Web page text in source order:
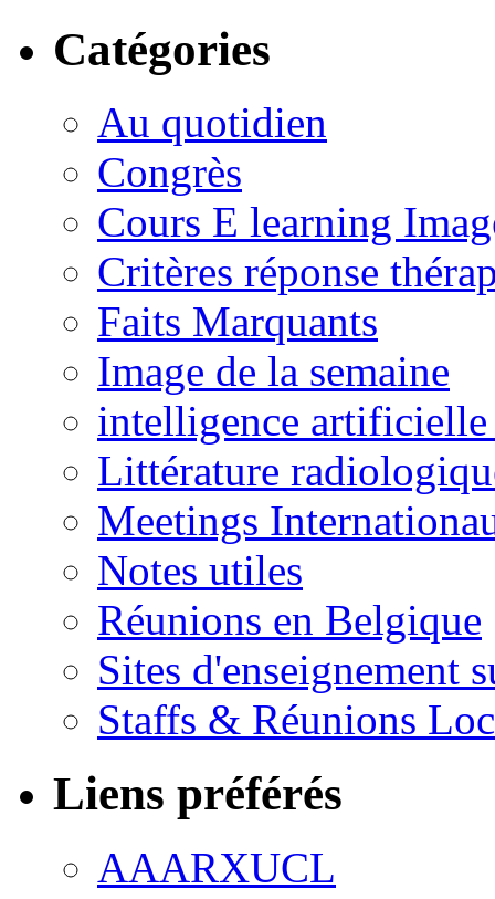
Catégories
Au quotidien
Congrès
Cours E learning
Critères réponse
Faits Marquants
Image de la semaine
intelligence
Littérature
Meetings
Notes utiles
Réunions en Belgique
Sites d'enseignement
Staffs & Réunions
Liens préférés
AAARXUCL